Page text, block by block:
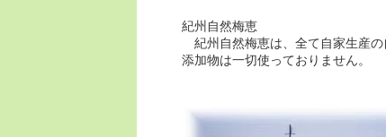
紀州自然梅恵
紀州自然梅恵は、全て自家生産の
添加物は一切使っておりません。